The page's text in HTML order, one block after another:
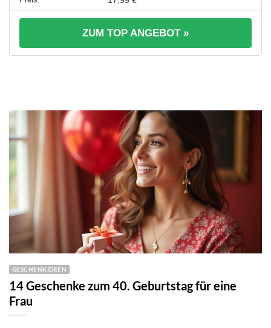
ZUM TOP ANGEBOT »
GESCHENKIDEEN
14 Geschenke zum 40. Geburtstag für eine
Frau